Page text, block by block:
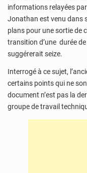
informations relayées
Jonathan est venu dans
plans pour une sortie de
transition d’une durée
suggérerait seize.
Interrogé à ce sujet,
certains points qui ne
document n’est pas la
groupe de travail